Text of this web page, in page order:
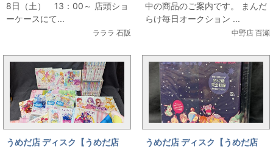
8日（土） 13：00～ 店頭ショ
ーケースにて...
ラララ 石阪
中の商品のご案内です。 まんだ
らけ毎日オークション ...
中野店 百瀬
うめだ店 ディスク【うめだ店
うめだ店 ディスク【うめだ店